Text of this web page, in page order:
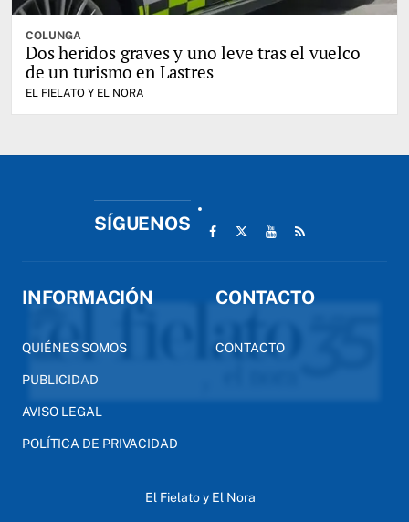
COLUNGA
Dos heridos graves y uno leve tras el vuelco
de un turismo en Lastres
EL FIELATO Y EL NORA
SÍGUENOS
INFORMACIÓN
QUIÉNES SOMOS
PUBLICIDAD
AVISO LEGAL
POLÍTICA DE PRIVACIDAD
CONTACTO
CONTACTO
El Fielato y El Nora